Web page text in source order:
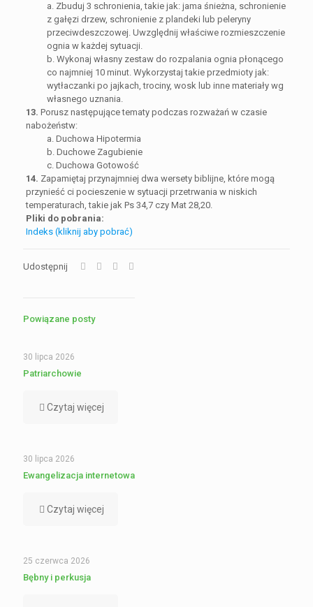
a. Zbuduj 3 schronienia, takie jak: jama śnieżna, schronienie
z gałęzi drzew, schronienie z plandeki lub peleryny
przeciwdeszczowej. Uwzględnij właściwe rozmieszczenie
ognia w każdej sytuacji.
b. Wykonaj własny zestaw do rozpalania ognia płonącego
co najmniej 10 minut. Wykorzystaj takie przedmioty jak:
wytłaczanki po jajkach, trociny, wosk lub inne materiały wg
własnego uznania.
13. Porusz następujące tematy podczas rozważań w czasie
nabożeństw:
a. Duchowa Hipotermia
b. Duchowe Zagubienie
c. Duchowa Gotowość
14. Zapamiętaj przynajmniej dwa wersety biblijne, które mogą
przynieść ci pocieszenie w sytuacji przetrwania w niskich
temperaturach, takie jak Ps 34,7 czy Mat 28,20.
Pliki do pobrania:
Indeks (kliknij aby pobrać)
Udostępnij
Powiązane posty
30 lipca 2026
Patriarchowie
Czytaj więcej
30 lipca 2026
Ewangelizacja internetowa
Czytaj więcej
25 czerwca 2026
Bębny i perkusja